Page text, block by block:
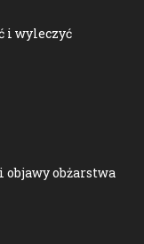
i wyleczyć
obżarstwa